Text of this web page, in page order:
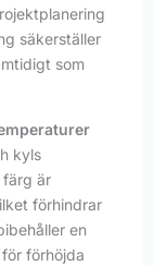
säkerställer
som
kyls
färg är
förhindrar
en
förhöjda